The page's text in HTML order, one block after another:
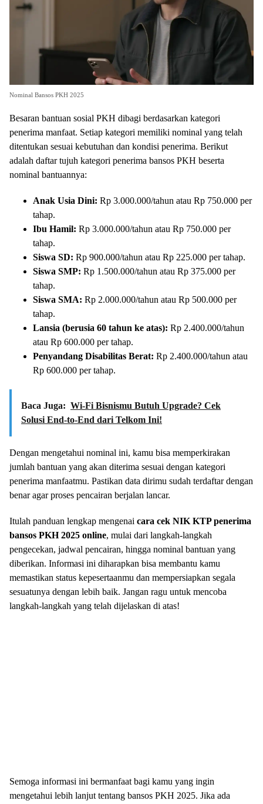
Nominal Bansos PKH 2025
Besaran bantuan sosial PKH dibagi berdasarkan kategori
penerima manfaat. Setiap kategori memiliki nominal yang telah
ditentukan sesuai kebutuhan dan kondisi penerima. Berikut
adalah daftar tujuh kategori penerima bansos PKH beserta
nominal bantuannya:
Anak Usia Dini: Rp 3.000.000/tahun atau Rp 750.000 per
tahap.
Ibu Hamil: Rp 3.000.000/tahun atau Rp 750.000 per
tahap.
Siswa SD: Rp 900.000/tahun atau Rp 225.000 per tahap.
Siswa SMP: Rp 1.500.000/tahun atau Rp 375.000 per
tahap.
Siswa SMA: Rp 2.000.000/tahun atau Rp 500.000 per
tahap.
Lansia (berusia 60 tahun ke atas): Rp 2.400.000/tahun
atau Rp 600.000 per tahap.
Penyandang Disabilitas Berat: Rp 2.400.000/tahun atau
Rp 600.000 per tahap.
Baca Juga: Wi-Fi Bisnismu Butuh Upgrade? Cek
Solusi End-to-End dari Telkom Ini!
Dengan mengetahui nominal ini, kamu bisa memperkirakan
jumlah bantuan yang akan diterima sesuai dengan kategori
penerima manfaatmu. Pastikan data dirimu sudah terdaftar dengan
benar agar proses pencairan berjalan lancar.
Itulah panduan lengkap mengenai cara cek NIK KTP penerima
bansos PKH 2025 online, mulai dari langkah-langkah
pengecekan, jadwal pencairan, hingga nominal bantuan yang
diberikan. Informasi ini diharapkan bisa membantu kamu
memastikan status kepesertaanmu dan mempersiapkan segala
sesuatunya dengan lebih baik. Jangan ragu untuk mencoba
langkah-langkah yang telah dijelaskan di atas!
Semoga informasi ini bermanfaat bagi kamu yang ingin
mengetahui lebih lanjut tentang bansos PKH 2025. Jika ada